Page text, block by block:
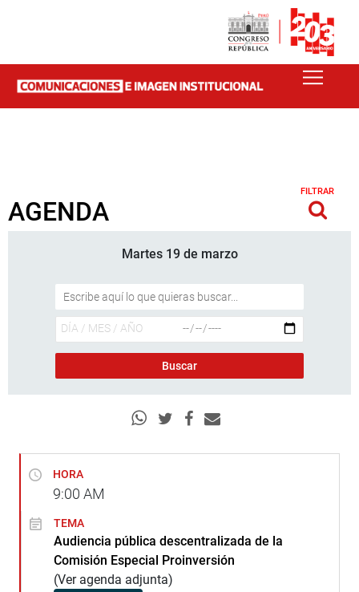
AGENDA
FILTRAR
Martes 19 de marzo
HORA
9:00 AM
TEMA
Audiencia pública descentralizada de la
Comisión Especial Proinversión
(Ver agenda adjunta)